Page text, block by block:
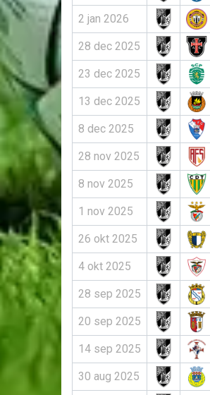
2 jan 2026
28 dec 2025
23 dec 2025
13 dec 2025
8 dec 2025
28 nov 2025
8 nov 2025
1 nov 2025
26 okt 2025
4 okt 2025
28 sep 2025
20 sep 2025
14 sep 2025
30 aug 2025